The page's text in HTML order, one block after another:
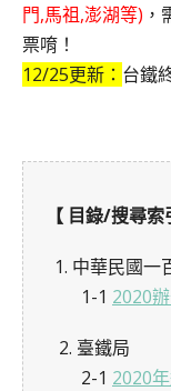
門,馬祖,澎湖等)
票唷！
12/25更新： 台鐵
【 目錄/搜尋索
1. 中華民國一
1-1 2020
2. 臺鐵局
2-1 2020